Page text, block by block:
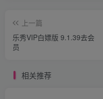
上一篇
乐秀VIP白嫖版 9.1.39去会
员
相关推荐